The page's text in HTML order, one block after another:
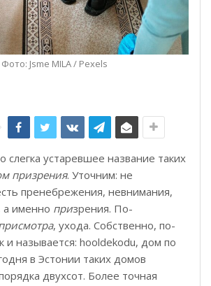
Фото: Jsme MILA / Pexels
слегка устаревшее название таких
призрения. Уточним: не
пренебрежения, невнимания,
а именно призрения. По-
, ухода. Собственно, по-
и называется: hooldekodu, дом по
в Эстонии таких домов
двухсот. Более точная